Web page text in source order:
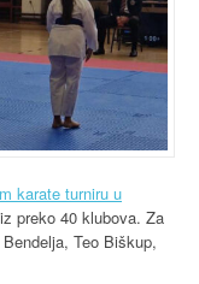
karate turniru u
preko 40 klubova. Za
Teo Biškup,